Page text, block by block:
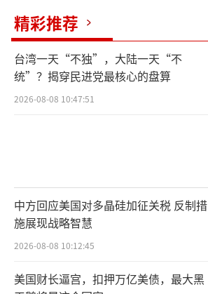
精彩推荐
台湾一天“不独”，大陆一天“不
统”？揭穿民进党最核心的盘算
2026-08-08 10:47:51
中方回应美国对多晶硅加征关税 反制措
施展现战略智慧
2026-08-08 10:12:45
美国财长逼宫，扣押万亿美债，最大黑